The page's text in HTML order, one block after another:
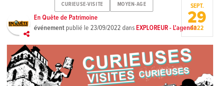
CURIEUSE-VISITE MOYEN-AGE
En Quête de Patrimoine
événement publié le23/09/2022 dansEXPLOREUR - L'agenda
SEPT.
29
2022